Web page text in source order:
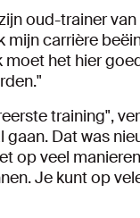
oud-trainer
mijn carrière
het hier
training",
Dat was
op veel
Je kunt op